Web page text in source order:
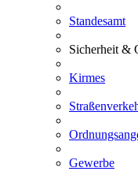
Standesamt
Sicherheit &
Kirmes
Gewerbe